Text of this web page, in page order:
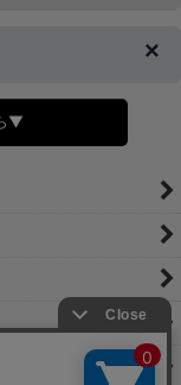
ます。
をお願い致します
▼